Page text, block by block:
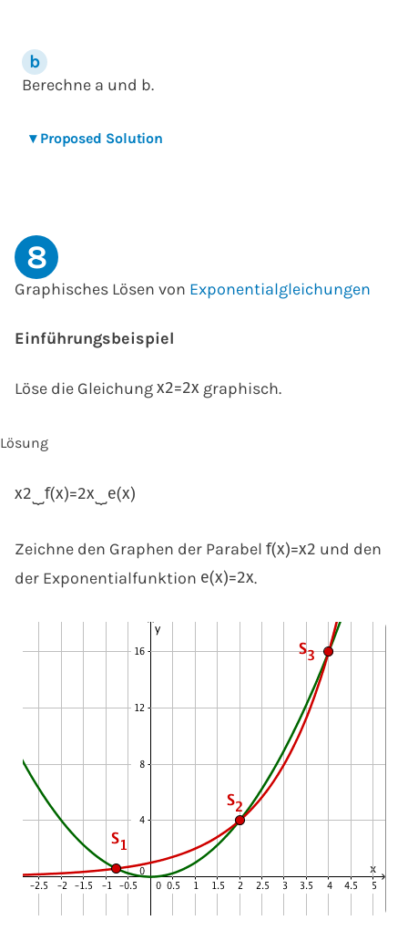
Berechne a und b.
▾ Proposed Solution
8
Graphisches Lösen von Exponentialgleichungen
Einführungsbeispiel
Löse die Gleichung x2=2x graphisch.
Lösung
x2 f(x)=2x e(x)
Zeichne den Graphen der Parabel f(x)=x2 und den
der Exponentialfunktion e(x)=2x.